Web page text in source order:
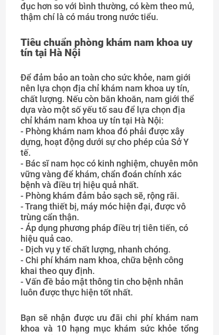
đục hơn so với bình thường, có kèm theo mủ,
thậm chí là có máu trong nước tiểu.
Tiêu chuẩn phòng khám nam khoa uy
tín tại Hà Nội
Để đảm bảo an toàn cho sức khỏe, nam giới
nên lựa chọn địa chỉ khám nam khoa uy tín,
chất lượng. Nếu còn băn khoăn, nam giới thể
dựa vào một số yếu tố sau để lựa chọn địa
chỉ khám nam khoa uy tín tại Hà Nội:
- Phòng khám nam khoa đó phải được xây
dựng, hoạt động dưới sự cho phép của Sở Y
tế.
- Bác sĩ nam học có kinh nghiệm, chuyên môn
vững vàng để khám, chẩn đoán chính xác
bệnh và điều trị hiệu quả nhất.
- Phòng khám đảm bảo sạch sẽ, rộng rãi.
- Trang thiết bị, máy móc hiện đại, được vô
trùng cẩn thận.
- Áp dụng phương pháp điều trị tiên tiến, có
hiệu quả cao.
- Dịch vụ y tế chất lượng, nhanh chóng.
- Chi phí khám nam khoa, chữa bệnh công
khai theo quy định.
- Vấn đề bảo mật thông tin cho bệnh nhân
luôn được thực hiện tốt nhất.
Bạn sẽ nhận được ưu đãi chi phí khám nam
khoa và 10 hạng mục khám sức khỏe tổng